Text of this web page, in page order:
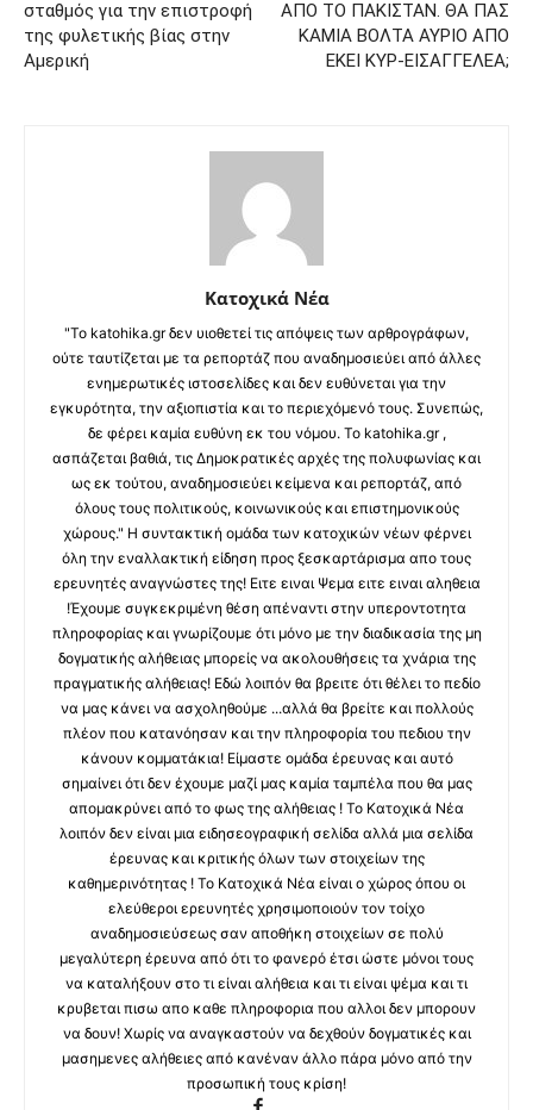
σταθμός για την επιστροφή
της φυλετικής βίας στην
Αμερική
ΑΠΟ ΤΟ ΠΑΚΙΣΤΑΝ. ΘΑ ΠΑΣ
ΚΑΜΙΑ ΒΟΛΤΑ ΑΥΡΙΟ ΑΠΟ
ΕΚΕΙ ΚΥΡ-ΕΙΣΑΓΓΕΛΕΑ;
Κατοχικά Νέα
"Το katohika.gr δεν υιοθετεί τις απόψεις των αρθρογράφων,
ούτε ταυτίζεται με τα ρεπορτάζ που αναδημοσιεύει από άλλες
ενημερωτικές ιστοσελίδες και δεν ευθύνεται για την
εγκυρότητα, την αξιοπιστία και το περιεχόμενό τους. Συνεπώς,
δε φέρει καμία ευθύνη εκ του νόμου. Το katohika.gr ,
ασπάζεται βαθιά, τις Δημοκρατικές αρχές της πολυφωνίας και
ως εκ τούτου, αναδημοσιεύει κείμενα και ρεπορτάζ, από
όλους τους πολιτικούς, κοινωνικούς και επιστημονικούς
χώρους." Η συντακτική ομάδα των κατοχικών νέων φέρνει
όλη την εναλλακτική είδηση προς ξεσκαρτάρισμα απο τους
ερευνητές αναγνώστες της! Ειτε ειναι Ψεμα ειτε ειναι αληθεια
!Έχουμε συγκεκριμένη θέση απέναντι στην υπεροντοτητα
πληροφορίας και γνωρίζουμε ότι μόνο με την διαδικασία της μη
δογματικής αλήθειας μπορείς να ακολουθήσεις τα χνάρια της
πραγματικής αλήθειας! Εδώ λοιπόν θα βρειτε ότι θέλει το πεδίο
να μας κάνει να ασχοληθούμε ...αλλά θα βρείτε και πολλούς
πλέον που κατανόησαν και την πληροφορία του πεδιου την
κάνουν κομματάκια! Είμαστε ομάδα έρευνας και αυτό
σημαίνει ότι δεν έχουμε μαζί μας καμία ταμπέλα που θα μας
απομακρύνει από το φως της αλήθειας ! Το Κατοχικά Νέα
λοιπόν δεν είναι μια ειδησεογραφική σελίδα αλλά μια σελίδα
έρευνας και κριτικής όλων των στοιχείων της
καθημερινότητας ! Το Κατοχικά Νέα είναι ο χώρος όπου οι
ελεύθεροι ερευνητές χρησιμοποιούν τον τοίχο
αναδημοσιεύσεως σαν αποθήκη στοιχείων σε πολύ
μεγαλύτερη έρευνα από ότι το φανερό έτσι ώστε μόνοι τους
να καταλήξουν στο τι είναι αλήθεια και τι είναι ψέμα και τι
κρυβεται πισω απο καθε πληροφορια που αλλοι δεν μπορουν
να δουν! Χωρίς να αναγκαστούν να δεχθούν δογματικές και
μασημενες αλήθειες από κανέναν άλλο πάρα μόνο από την
προσωπική τους κρίση!